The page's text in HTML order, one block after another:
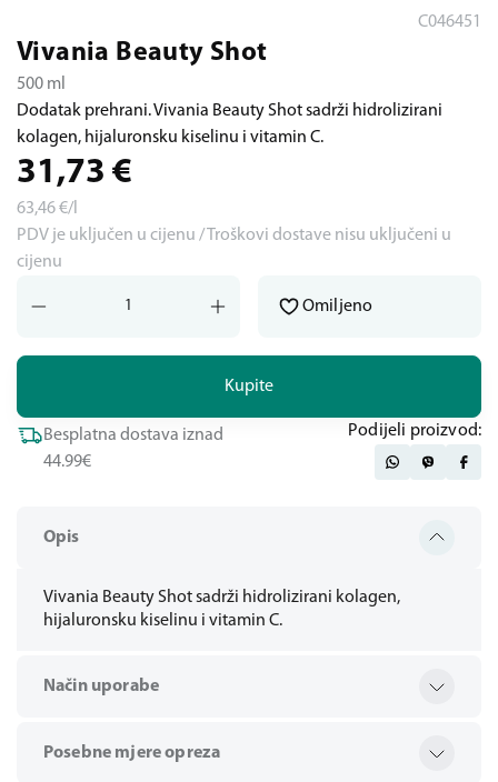
Opis
Vivania Beauty Shot sadrži hidrolizirani kolagen,
hijaluronsku kiselinu i vitamin C.
Način uporabe
Posebne mjere opreza
C046451
Vivania Beauty Shot
500 ml
Dodatak prehrani. Vivania Beauty Shot sadrži hidrolizirani
kolagen, hijaluronsku kiselinu i vitamin C.
31,73 €
63,46€/l
PDV je uključen u cijenu / Troškovi dostave nisu uključeni u
cijenu
Kupite
Omiljeno
Besplatna dostava iznad
44.99€
Podijeli proizvod: